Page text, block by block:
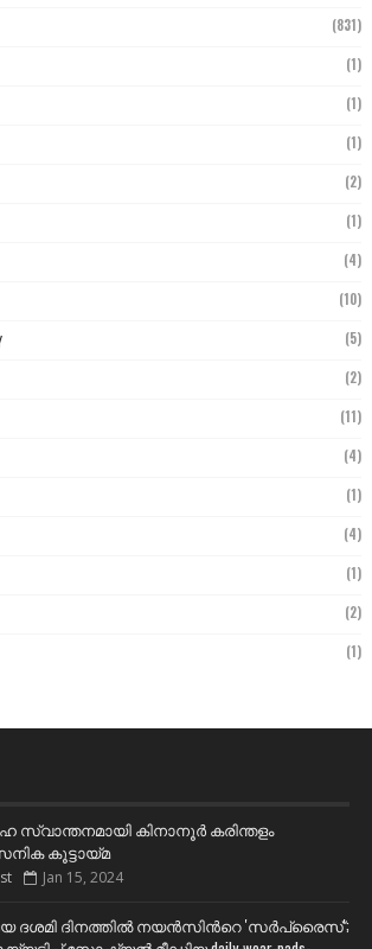
(831)
(1)
(1)
(1)
(2)
(1)
(4)
(10)
(5)
(2)
(11)
(4)
(1)
(4)
(1)
(2)
(1)
സ്വാന്തനമായി കിനാനൂർ കരിന്തളം
കൂട്ടായ്മ
Jan 15, 2024
ദശമി ദിനത്തില്‍ നയന്‍സിന്‍റെ 'സര്‍പ്രൈസ്';